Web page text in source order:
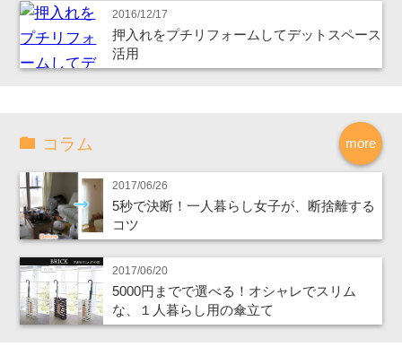
2016/12/17
押入れをプチリフォームしてデットスペース
活用
more
コラム
2017/06/26
5秒で決断！一人暮らし女子が、断捨離する
コツ
2017/06/20
5000円までで選べる！オシャレでスリム
な、１人暮らし用の傘立て